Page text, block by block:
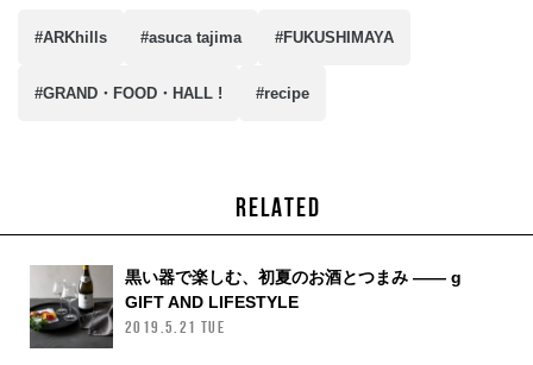
#ARKhills #asuca tajima #FUKUSHIMAYA
#GRAND・FOOD・HALL ! #recipe
RELATED
黒い器で楽しむ、初夏のお酒とつまみ —— g
GIFT AND LIFESTYLE
2019.5.21 TUE